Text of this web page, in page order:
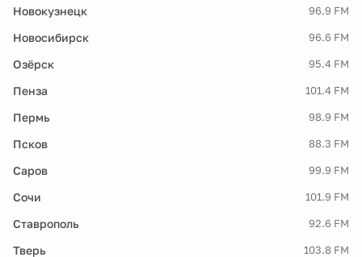
Новокузнецк 96.9 FM
Новосибирск 96.6 FM
Озёрск 95.4 FM
Пенза 101.4 FM
Пермь 98.9 FM
Псков 88.3 FM
Саров 99.9 FM
Сочи 101.9 FM
Ставрополь 92.6 FM
Тверь 103.8 FM